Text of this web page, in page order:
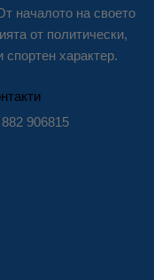
началото на своето
от политически,
характер.
906815